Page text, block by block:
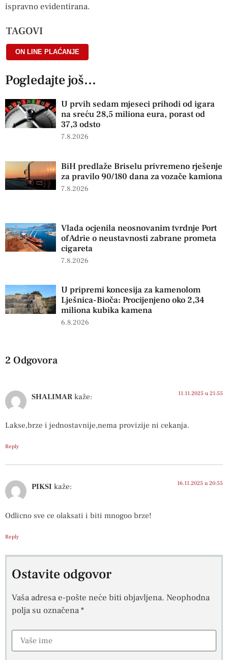
ispravno evidentirana.
TAGOVI
ON LINE PLAĆANJE
Pogledajte još...
U prvih sedam mjeseci prihodi od igara
na sreću 28,5 miliona eura, porast od
37,3 odsto
7.8.2026
BiH predlaže Briselu privremeno rješenje
za pravilo 90/180 dana za vozače kamiona
7.8.2026
Vlada ocjenila neosnovanim tvrdnje Port
of Adrie o neustavnosti zabrane prometa
cigareta
7.8.2026
U pripremi koncesija za kamenolom
Lješnica-Bioča: Procijenjeno oko 2,34
miliona kubika kamena
6.8.2026
2 Odgovora
SHALIMAR kaže: 11.11.2025 u 21:55
Lakse,brze i jednostavnije,nema provizije ni cekanja.
Reply
PIKSI kaže: 16.11.2025 u 20:55
Odlicno sve ce olaksati i biti mnogoo brze!
Reply
Ostavite odgovor
Vaša adresa e-pošte neće biti objavljena. Neophodna
polja su označena*